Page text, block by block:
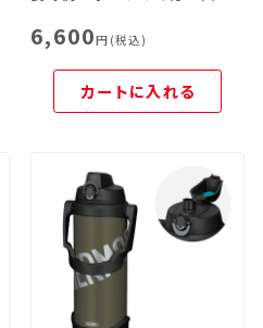
6,600円(税込)
カートに入れる